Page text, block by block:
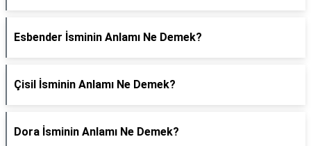
Esbender İsminin Anlamı Ne Demek?
Çisil İsminin Anlamı Ne Demek?
Dora İsminin Anlamı Ne Demek?